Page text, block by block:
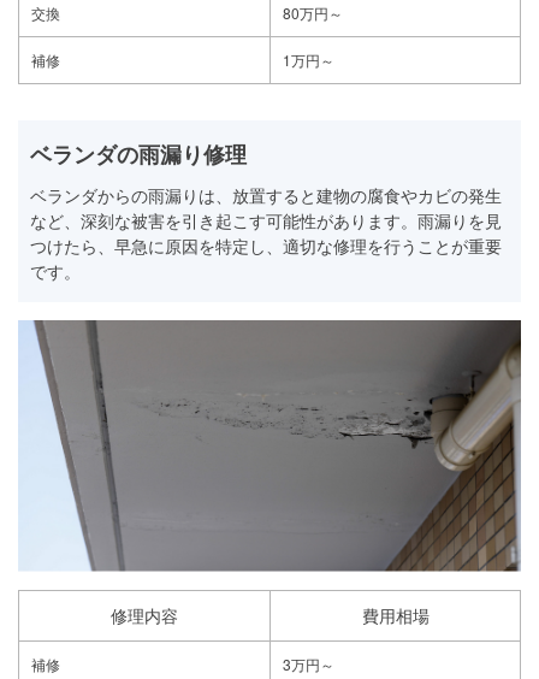
交換 80万円～
補修 1万円～
ベランダの雨漏り修理
ベランダからの雨漏りは、放置すると建物の腐食やカビの発生
など、深刻な被害を引き起こす可能性があります。雨漏りを見
つけたら、早急に原因を特定し、適切な修理を行うことが重要
です。
修理内容 費用相場
補修 3万円～